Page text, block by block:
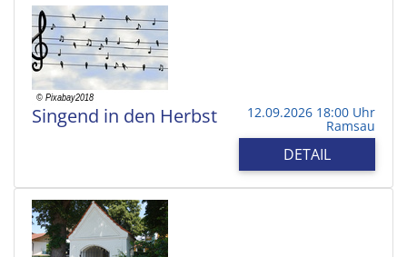
Singend in den Herbst 12.09.2026 18:00 Uhr
Ramsau
DETAIL